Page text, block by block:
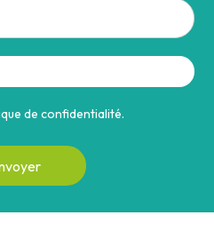
de confidentialité.